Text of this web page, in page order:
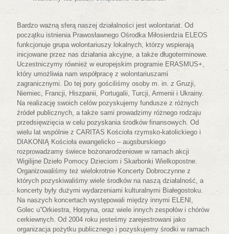
Bardzo ważną sferą naszej działalności jest wolontariat. Od
początku istnienia Prawosławnego Ośrodka Miłosierdzia ELEOS
funkcjonuje grupa wolontariuszy lokalnych, którzy wspierają
inicjowane przez nas działania akcyjne, a także długoterminowe.
Uczestniczymy również w europejskim programie ERASMUS+,
który umożliwia nam współpracę z wolontariuszami
zagranicznymi. Do tej pory gościliśmy osoby m. in. z Gruzji,
Niemiec, Francji, Hiszpanii, Portugalii, Turcji, Armenii i Ukrainy.
Na realizację swoich celów pozyskujemy fundusze z różnych
źródeł publicznych, a także sami prowadzimy różnego rodzaju
przedsięwzięcia w celu pozyskania środków finansowych. Od
wielu lat wspólnie z CARITAS Kościoła rzymsko-katolickiego i
DIAKONIĄ Kościoła ewangelicko – augsburskiego
rozprowadzamy świece bożonarodzeniowe w ramach akcji
Wigilijne Dzieło Pomocy Dzieciom i Skarbonki Wielkopostne.
Organizowaliśmy też wielokrotnie Koncerty Dobroczynne z
których pozyskiwaliśmy wiele środków na naszą działalność, a
koncerty były dużymi wydarzeniami kulturalnymi Białegostoku.
Na naszych koncertach występowali między innymi ELENI,
Golec u”Orkiestra, Horpyna, oraz wiele innych zespołów i chórów
cerkiewnych. Od 2004 roku jesteśmy zarejestrowani jako
organizacja pożytku publicznego i pozyskujemy środki w ramach